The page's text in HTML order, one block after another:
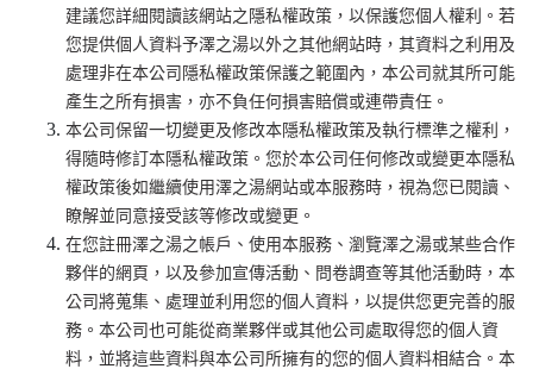
建議您詳細閱讀該網站之隱私權政策，以保護您個人權利。若
您提供個人資料予澤之湯以外之其他網站時，其資料之利用及
處理非在本公司隱私權政策保護之範圍內，本公司就其所可能
產生之所有損害，亦不負任何損害賠償或連帶責任。
本公司保留一切變更及修改本隱私權政策及執行標準之權利，
得隨時修訂本隱私權政策。您於本公司任何修改或變更本隱私
權政策後如繼續使用澤之湯網站或本服務時，視為您已閱讀、
瞭解並同意接受該等修改或變更。
在您註冊澤之湯之帳戶、使用本服務、瀏覽澤之湯或某些合作
夥伴的網頁，以及參加宣傳活動、問卷調查等其他活動時，本
公司將蒐集、處理並利用您的個人資料，以提供您更完善的服
務。本公司也可能從商業夥伴或其他公司處取得您的個人資
料，並將這些資料與本公司所擁有的您的個人資料相結合。本